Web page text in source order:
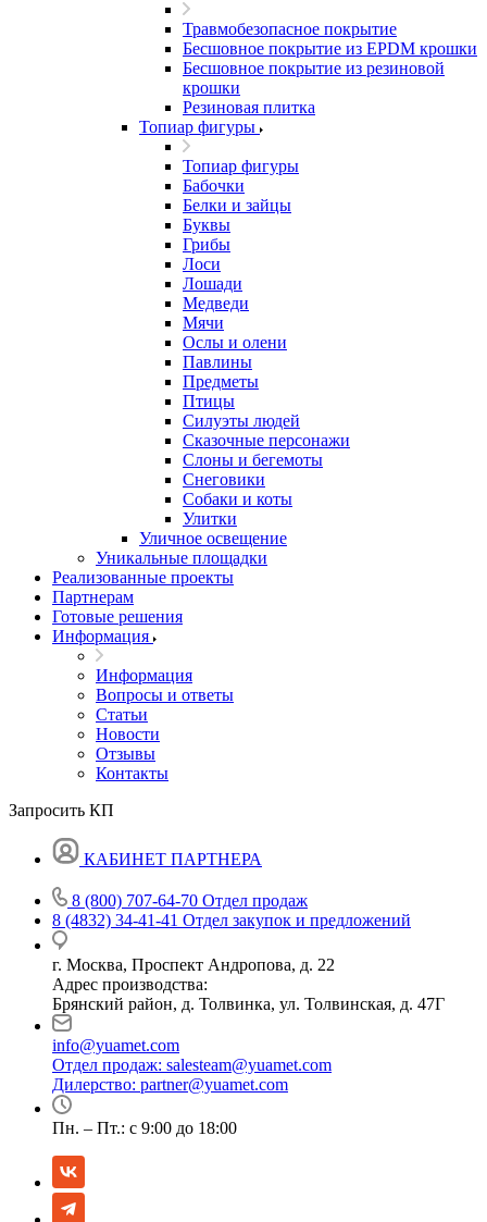
Травмобезопасное покрытие
Бесшовное покрытие из EPDM крошки
Бесшовное покрытие из резиновой
крошки
Резиновая плитка
Топиар фигуры
Топиар фигуры
Бабочки
Белки и зайцы
Буквы
Грибы
Лоси
Лошади
Медведи
Мячи
Ослы и олени
Павлины
Предметы
Птицы
Силуэты людей
Сказочные персонажи
Слоны и бегемоты
Снеговики
Собаки и коты
Улитки
Уличное освещение
Уникальные площадки
Реализованные проекты
Партнерам
Готовые решения
Информация
Информация
Вопросы и ответы
Статьи
Новости
Отзывы
Контакты
Запросить КП
КАБИНЕТ ПАРТНЕРА
8 (800) 707-64-70 Отдел продаж
8 (4832) 34-41-41 Отдел закупок и предложений
г. Москва, Проспект Андропова, д. 22
Адрес производства:
Брянский район, д. Толвинка, ул. Толвинская, д. 47Г
info@yuamet.com
Отдел продаж: salesteam@yuamet.com
Дилерство: partner@yuamet.com
Пн. – Пт.: с 9:00 до 18:00